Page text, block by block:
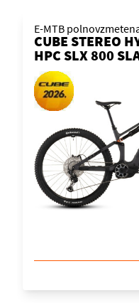
E-MTB
CUBE STEREO
HPC SLX 800
´ORANGE 2026